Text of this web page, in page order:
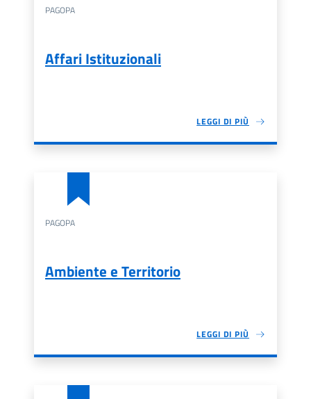
PAGOPA
Affari Istituzionali
LEGGI DI PIÙ
PAGOPA
Ambiente e Territorio
LEGGI DI PIÙ